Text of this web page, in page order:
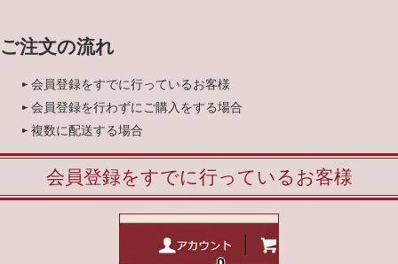
ご注文の流れ
会員登録をすでに行っているお客様
会員登録を行わずにご購入をする場合
複数に配送する場合
会員登録をすでに行っているお客様